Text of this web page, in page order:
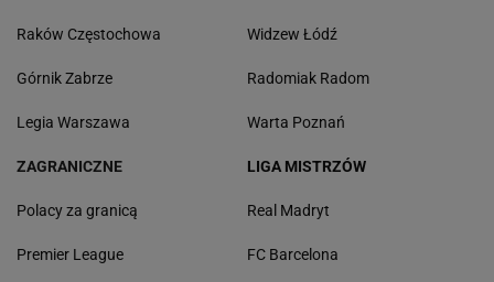
Raków Częstochowa
Górnik Zabrze
Legia Warszawa
Widzew Łódź
Radomiak Radom
Warta Poznań
ZAGRANICZNE
Polacy za granicą
Premier League
LIGA MISTRZÓW
Real Madryt
FC Barcelona